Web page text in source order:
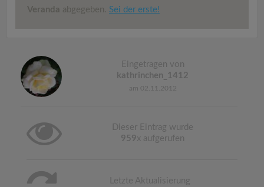
Veranda abgegeben. Sei der erste!
Eingetragen von
kathrinchen_1412
am 02.11.2012
Dieser Eintrag wurde
959x aufgerufen
Letzte Aktualisierung